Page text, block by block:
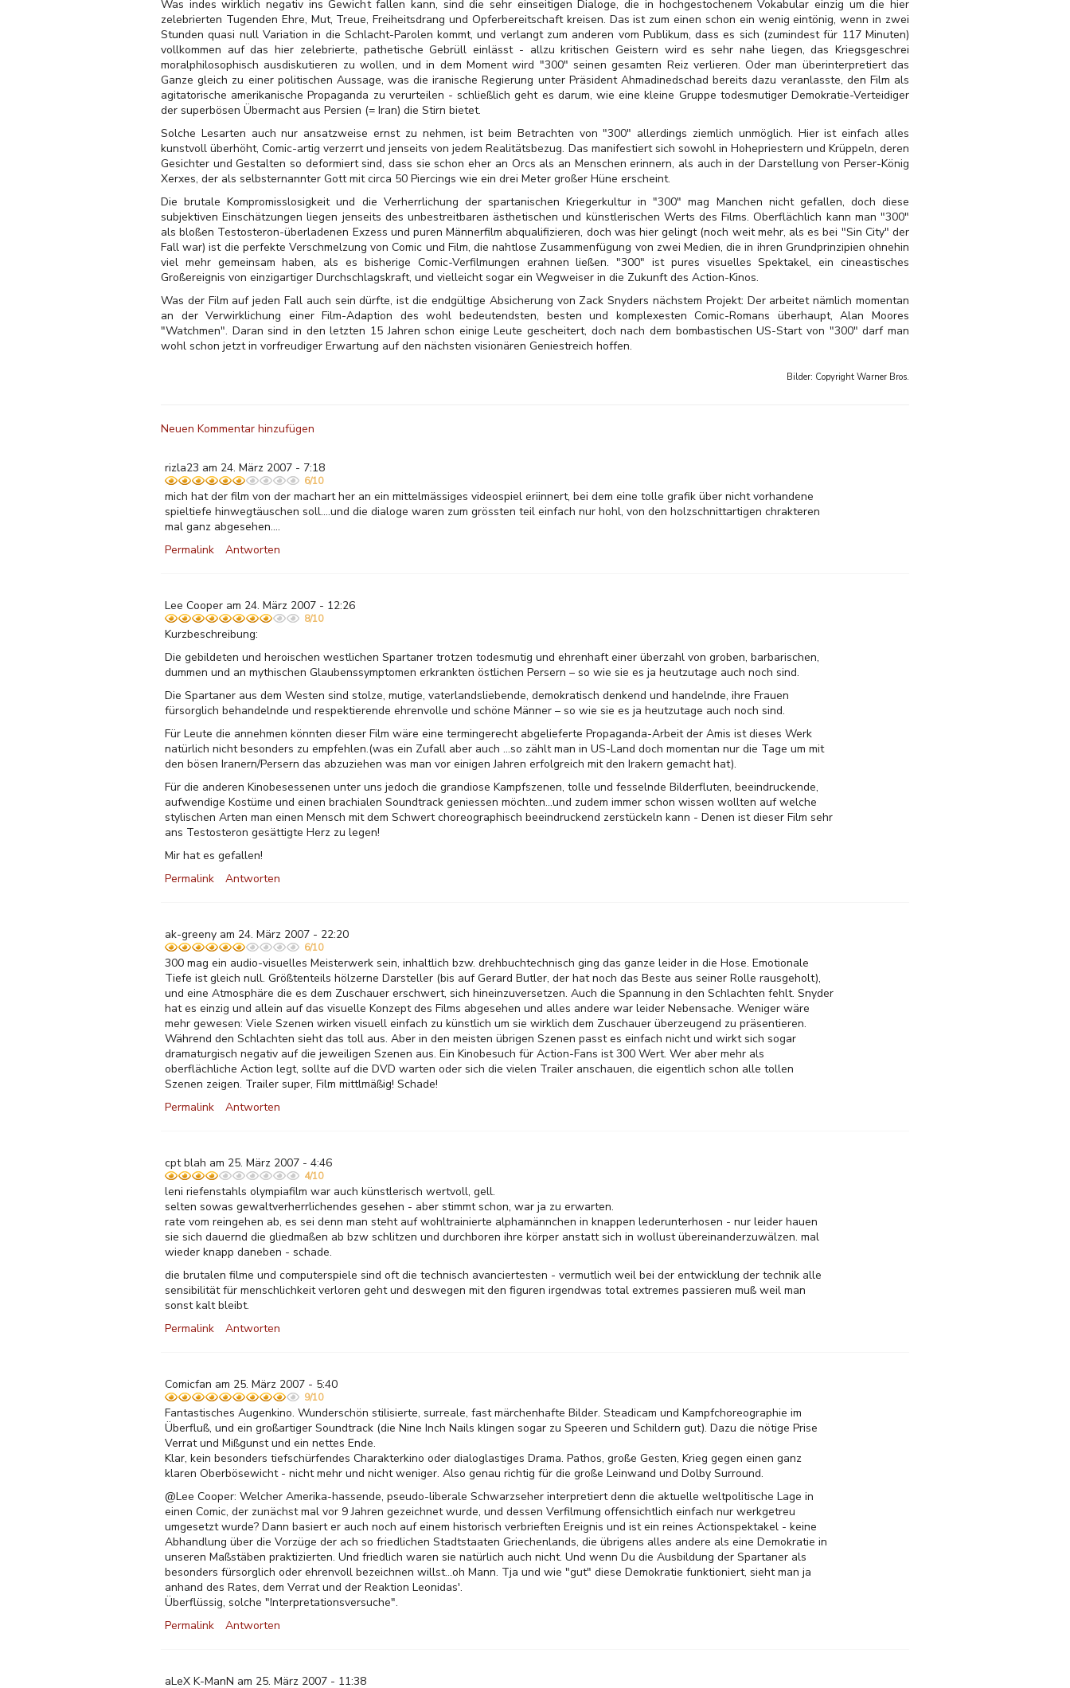
Was indes wirklich negativ ins Gewicht fallen kann, sind die sehr einseitigen Dialoge, die in hochgestochenem Vokabular einzig um die hier
zelebrierten Tugenden Ehre, Mut, Treue, Freiheitsdrang und Opferbereitschaft kreisen. Das ist zum einen schon ein wenig eintönig, wenn in zwei
Stunden quasi null Variation in die Schlacht-Parolen kommt, und verlangt zum anderen vom Publikum, dass es sich (zumindest für 117 Minuten)
vollkommen auf das hier zelebrierte, pathetische Gebrüll einlässt - allzu kritischen Geistern wird es sehr nahe liegen, das Kriegsgeschrei
moralphilosophisch ausdiskutieren zu wollen, und in dem Moment wird "300" seinen gesamten Reiz verlieren. Oder man überinterpretiert das
Ganze gleich zu einer politischen Aussage, was die iranische Regierung unter Präsident Ahmadinedschad bereits dazu veranlasste, den Film als
agitatorische amerikanische Propaganda zu verurteilen - schließlich geht es darum, wie eine kleine Gruppe todesmutiger Demokratie-Verteidiger
der superbösen Übermacht aus Persien (= Iran) die Stirn bietet.
Solche Lesarten auch nur ansatzweise ernst zu nehmen, ist beim Betrachten von "300" allerdings ziemlich unmöglich. Hier ist einfach alles
kunstvoll überhöht, Comic-artig verzerrt und jenseits von jedem Realitätsbezug. Das manifestiert sich sowohl in Hohepriestern und Krüppeln, deren
Gesichter und Gestalten so deformiert sind, dass sie schon eher an Orcs als an Menschen erinnern, als auch in der Darstellung von Perser-König
Xerxes, der als selbsternannter Gott mit circa 50 Piercings wie ein drei Meter großer Hüne erscheint.
Die brutale Kompromisslosigkeit und die Verherrlichung der spartanischen Kriegerkultur in "300" mag Manchen nicht gefallen, doch diese
subjektiven Einschätzungen liegen jenseits des unbestreitbaren ästhetischen und künstlerischen Werts des Films. Oberflächlich kann man "300"
als bloßen Testosteron-überladenen Exzess und puren Männerfilm abqualifizieren, doch was hier gelingt (noch weit mehr, als es bei "Sin City" der
Fall war) ist die perfekte Verschmelzung von Comic und Film, die nahtlose Zusammenfügung von zwei Medien, die in ihren Grundprinzipien ohnehin
viel mehr gemeinsam haben, als es bisherige Comic-Verfilmungen erahnen ließen. "300" ist pures visuelles Spektakel, ein cineastisches
Großereignis von einzigartiger Durchschlagskraft, und vielleicht sogar ein Wegweiser in die Zukunft des Action-Kinos.
Was der Film auf jeden Fall auch sein dürfte, ist die endgültige Absicherung von Zack Snyders nächstem Projekt: Der arbeitet nämlich momentan
an der Verwirklichung einer Film-Adaption des wohl bedeutendsten, besten und komplexesten Comic-Romans überhaupt, Alan Moores
"Watchmen". Daran sind in den letzten 15 Jahren schon einige Leute gescheitert, doch nach dem bombastischen US-Start von "300" darf man
wohl schon jetzt in vorfreudiger Erwartung auf den nächsten visionären Geniestreich hoffen.
Bilder: Copyright Warner Bros.
Neuen Kommentar hinzufügen
rizla23 am 24. März 2007 - 7:18
6/10
mich hat der film von der machart her an ein mittelmässiges videospiel eriinnert, bei dem eine tolle grafik über nicht vorhandene
spieltiefe hinwegtäuschen soll....und die dialoge waren zum grössten teil einfach nur hohl, von den holzschnittartigen chrakteren
mal ganz abgesehen....
Permalink
Antworten
Lee Cooper am 24. März 2007 - 12:26
8/10
Kurzbeschreibung:
Die gebildeten und heroischen westlichen Spartaner trotzen todesmutig und ehrenhaft einer überzahl von groben, barbarischen,
dummen und an mythischen Glaubenssymptomen erkrankten östlichen Persern – so wie sie es ja heutzutage auch noch sind.
Die Spartaner aus dem Westen sind stolze, mutige, vaterlandsliebende, demokratisch denkend und handelnde, ihre Frauen
fürsorglich behandelnde und respektierende ehrenvolle und schöne Männer – so wie sie es ja heutzutage auch noch sind.
Für Leute die annehmen könnten dieser Film wäre eine termingerecht abgelieferte Propaganda-Arbeit der Amis ist dieses Werk
natürlich nicht besonders zu empfehlen.(was ein Zufall aber auch ...so zählt man in US-Land doch momentan nur die Tage um mit
den bösen Iranern/Persern das abzuziehen was man vor einigen Jahren erfolgreich mit den Irakern gemacht hat).
Für die anderen Kinobesessenen unter uns jedoch die grandiose Kampfszenen, tolle und fesselnde Bilderfluten, beeindruckende,
aufwendige Kostüme und einen brachialen Soundtrack geniessen möchten...und zudem immer schon wissen wollten auf welche
stylischen Arten man einen Mensch mit dem Schwert choreographisch beeindruckend zerstückeln kann - Denen ist dieser Film sehr
ans Testosteron gesättigte Herz zu legen!
Mir hat es gefallen!
Permalink
Antworten
ak-greeny am 24. März 2007 - 22:20
6/10
300 mag ein audio-visuelles Meisterwerk sein, inhaltlich bzw. drehbuchtechnisch ging das ganze leider in die Hose. Emotionale
Tiefe ist gleich null. Größtenteils hölzerne Darsteller (bis auf Gerard Butler, der hat noch das Beste aus seiner Rolle rausgeholt),
und eine Atmosphäre die es dem Zuschauer erschwert, sich hineinzuversetzen. Auch die Spannung in den Schlachten fehlt. Snyder
hat es einzig und allein auf das visuelle Konzept des Films abgesehen und alles andere war leider Nebensache. Weniger wäre
mehr gewesen: Viele Szenen wirken visuell einfach zu künstlich um sie wirklich dem Zuschauer überzeugend zu präsentieren.
Während den Schlachten sieht das toll aus. Aber in den meisten übrigen Szenen passt es einfach nicht und wirkt sich sogar
dramaturgisch negativ auf die jeweiligen Szenen aus. Ein Kinobesuch für Action-Fans ist 300 Wert. Wer aber mehr als
oberflächliche Action legt, sollte auf die DVD warten oder sich die vielen Trailer anschauen, die eigentlich schon alle tollen
Szenen zeigen. Trailer super, Film mittlmäßig! Schade!
Permalink
Antworten
cpt blah am 25. März 2007 - 4:46
4/10
leni riefenstahls olympiafilm war auch künstlerisch wertvoll, gell.
selten sowas gewaltverherrlichendes gesehen - aber stimmt schon, war ja zu erwarten.
rate vom reingehen ab, es sei denn man steht auf wohltrainierte alphamännchen in knappen lederunterhosen - nur leider hauen
sie sich dauernd die gliedmaßen ab bzw schlitzen und durchboren ihre körper anstatt sich in wollust übereinanderzuwälzen. mal
wieder knapp daneben - schade.
die brutalen filme und computerspiele sind oft die technisch avanciertesten - vermutlich weil bei der entwicklung der technik alle
sensibilität für menschlichkeit verloren geht und deswegen mit den figuren irgendwas total extremes passieren muß weil man
sonst kalt bleibt.
Permalink
Antworten
Comicfan am 25. März 2007 - 5:40
9/10
Fantastisches Augenkino. Wunderschön stilisierte, surreale, fast märchenhafte Bilder. Steadicam und Kampfchoreographie im
Überfluß, und ein großartiger Soundtrack (die Nine Inch Nails klingen sogar zu Speeren und Schildern gut). Dazu die nötige Prise
Verrat und Mißgunst und ein nettes Ende.
Klar, kein besonders tiefschürfendes Charakterkino oder dialoglastiges Drama. Pathos, große Gesten, Krieg gegen einen ganz
klaren Oberbösewicht - nicht mehr und nicht weniger. Also genau richtig für die große Leinwand und Dolby Surround.
@Lee Cooper: Welcher Amerika-hassende, pseudo-liberale Schwarzseher interpretiert denn die aktuelle weltpolitische Lage in
einen Comic, der zunächst mal vor 9 Jahren gezeichnet wurde, und dessen Verfilmung offensichtlich einfach nur werkgetreu
umgesetzt wurde? Dann basiert er auch noch auf einem historisch verbrieften Ereignis und ist ein reines Actionspektakel - keine
Abhandlung über die Vorzüge der ach so friedlichen Stadtstaaten Griechenlands, die übrigens alles andere als eine Demokratie in
unseren Maßstäben praktizierten. Und friedlich waren sie natürlich auch nicht. Und wenn Du die Ausbildung der Spartaner als
besonders fürsorglich oder ehrenvoll bezeichnen willst...oh Mann. Tja und wie "gut" diese Demokratie funktioniert, sieht man ja
anhand des Rates, dem Verrat und der Reaktion Leonidas'.
Überflüssig, solche "Interpretationsversuche".
Permalink
Antworten
aLeX K-ManN am 25. März 2007 - 11:38